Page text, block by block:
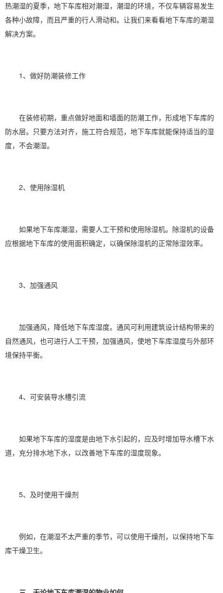
热潮湿的夏季，地下车库相对潮湿，潮湿的环境，不仅车辆容易发生
各种小故障，而且严重的行人滑动和。让我们来看看地下车库的潮湿
解决方案。
1、做好防潮装修工作
在装修初期，重点做好地面和墙面的防潮工作，形成地下车库的
防水层。只要方法对齐，施工符合规范，地下车库就能保持适当的湿
度，不会潮湿。
2、 使用除湿机
如果地下车库潮湿，需要人工干预和使用除湿机。除湿机的设备
应根据地下车库的使用面积确定，以确保除湿机的正常除湿效率。
3、加强通风
加强通风，降低地下车库湿度。通风可利用建筑设计结构带来的
自然通风，也可进行人工干预，加强通风，使地下车库湿度与外部环
境保持平衡。
4、可安装导水槽引流
如果地下车库的湿度是由地下水引起的，应及时增加导水槽下水
道，充分排水地下水，以改善地下车库的湿度现象。
5、及时使用干燥剂
例如，在潮湿不太严重的季节，可以使用干燥剂，以保持地下车
库干燥卫生。